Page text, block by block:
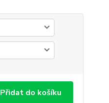
Přidat do košíku